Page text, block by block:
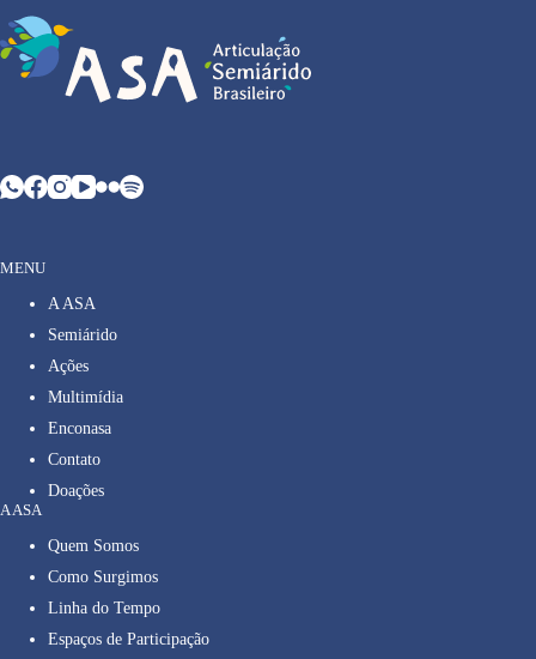
MENU
A ASA
Semiárido
Ações
Multimídia
Enconasa
Contato
Doações
A ASA
Quem Somos
Como Surgimos
Linha do Tempo
Espaços de Participação